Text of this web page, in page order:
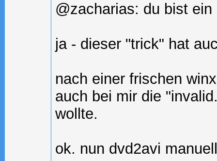
@zacharias: du bist ein
ja - dieser "trick" hat
nach einer frischen
auch bei mir die
wollte.
ok. nun dvd2avi